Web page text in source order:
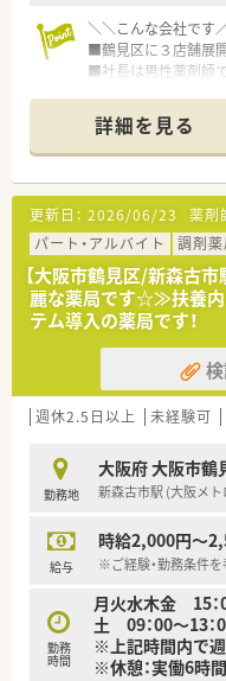
＼＼こんな会社です
■鶴見区に３店舗展
■社長は男性薬剤師
へのご理解がございま
■独立支援制度もあ
も行っており、開局
■薬剤師は全員～40
■月1~2回のメーカ
ど学習環境が整って
＼＼こんな働き方です
■勤務曜日や時間帯
さい。ラストまでご
■残業少なめです。残
りとされています。
■在宅も請け負って
員で対応ができるの
■最新の調剤機器や
■余裕のある従業員
寧に取り組むことが
■調剤薬局で働きた
■風通しの良い職場
お気軽にお問い合わ
詳細を見る
更新日： 2026/06/23 薬剤
パート・アルバイト
調剤薬
【大阪市鶴見区/新森古
麗な薬局です☆≫扶養内
テム導入の薬局です！
週休2.5日以上 未経験可
勤務地
大阪府 大阪市鶴
新森古市駅 (大阪メ
給与
時給2,000円～
※ご経験・勤務条件を
勤務
時間
月火水木金 15：
土 09：00～13：
※上記時間内で
※休憩：実働6時